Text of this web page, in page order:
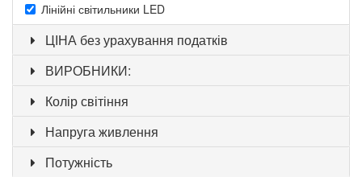
Лінійні світильники LED
ЦІНА без урахування податків
ВИРОБНИКИ:
Колір світіння
Напруга живлення
Потужність